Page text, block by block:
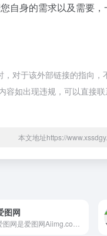
自身的需求以及需要
对于该外部链接的指向，
如出现违规，可以直接
本文地址https://
图网